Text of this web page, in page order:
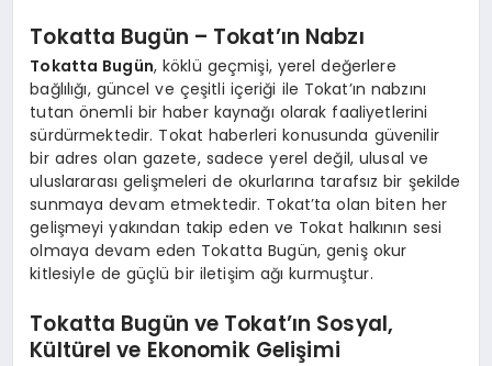
Tokatta Bugün – Tokat’ın Nabzı
Tokatta Bugün, köklü geçmişi, yerel değerlere
bağlılığı, güncel ve çeşitli içeriği ile Tokat’ın nabzını
tutan önemli bir haber kaynağı olarak faaliyetlerini
sürdürmektedir. Tokat haberleri konusunda güvenilir
bir adres olan gazete, sadece yerel değil, ulusal ve
uluslararası gelişmeleri de okurlarına tarafsız bir şekilde
sunmaya devam etmektedir. Tokat’ta olan biten her
gelişmeyi yakından takip eden ve Tokat halkının sesi
olmaya devam eden Tokatta Bugün, geniş okur
kitlesiyle de güçlü bir iletişim ağı kurmuştur.
Tokatta Bugün ve Tokat’ın Sosyal,
Kültürel ve Ekonomik Gelişimi